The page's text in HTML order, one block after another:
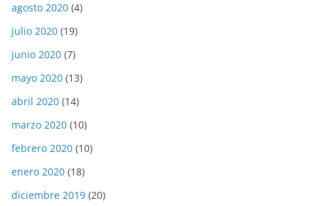
agosto 2020 (4)
julio 2020 (19)
junio 2020 (7)
mayo 2020 (13)
abril 2020 (14)
marzo 2020 (10)
febrero 2020 (10)
enero 2020 (18)
diciembre 2019 (20)